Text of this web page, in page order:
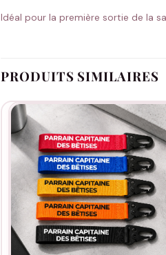
Idéal pour la première sortie de la
PRODUITS SIMILAIRES